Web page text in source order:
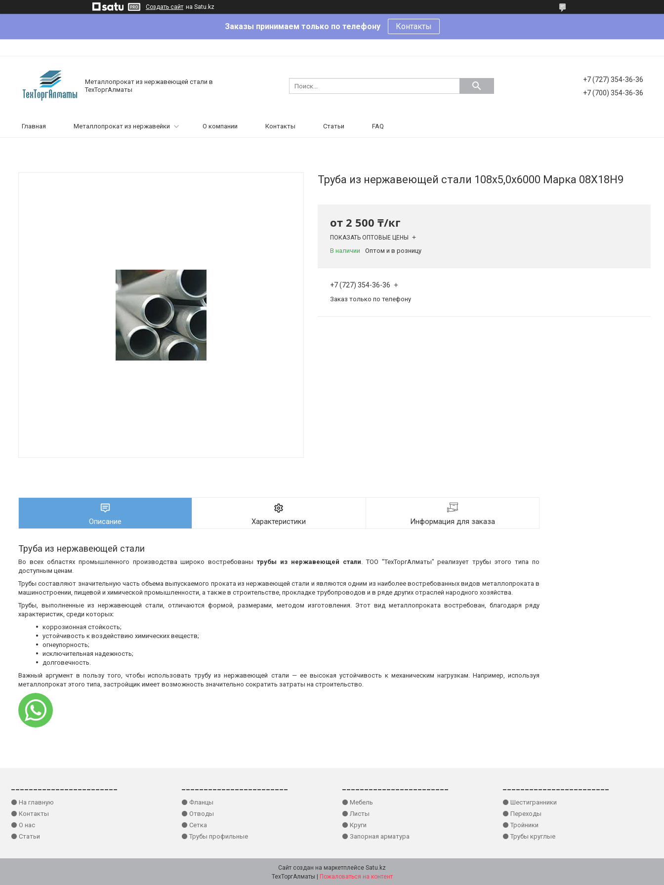
Создать сайт на Satu.kz
Заказы принимаем только по телефону Контакты
Металлопрокат из нержавеющей стали в
ТехТоргАлматы
+7 (727) 354-36-36
+7 (700) 354-36-36
Главная Металлопрокат из нержавейки О компании Контакты Статьи FAQ
Труба из нержавеющей стали 108х5,0х6000 Марка 08Х18Н9
от 2 500 ₸/кг
ПОКАЗАТЬ ОПТОВЫЕ ЦЕНЫ
В наличии Оптом и в розницу
+7 (727) 354-36-36
Заказ только по телефону
Описание Характеристики Информация для заказа
Труба из нержавеющей стали
Во всех областях промышленного производства широко востребованытрубы из нержавеющей стали. ТОО "ТехТоргАлматы" реализует трубы этого типа по
доступным ценам.
Трубы составляют значительную часть объема выпускаемого проката из нержавеющей стали и являются одним из наиболее востребованных видов металлопроката в
машиностроении, пищевой и химической промышленности, а также в строительстве, прокладке трубопроводов и в ряде других отраслей народного хозяйства.
Трубы, выполненные из нержавеющей стали, отличаются формой, размерами, методом изготовления. Этот вид металлопроката востребован, благодаря ряду
характеристик, среди которых:
коррозионная стойкость;
устойчивость к воздействию химических веществ;
огнеупорность;
исключительная надежность;
долговечность.
Важный аргумент в пользу того, чтобы использовать трубу из нержавеющей стали — ее высокая устойчивость к механическим нагрузкам. Например, используя
металлопрокат этого типа, застройщик имеет возможность значительно сократить затраты на строительство.
⚫ На главную
⚫ Контакты
⚫ О нас
⚫ Статьи
⚫ Фланцы
⚫ Отводы
⚫ Сетка
⚫ Трубы профильные
⚫ Мебель
⚫ Листы
⚫ Круги
⚫ Запорная арматура
⚫ Шестигранники
⚫ Переходы
⚫ Тройники
⚫ Трубы круглые
Сайт создан на маркетплейсе Satu.kz
Пожаловаться на контент